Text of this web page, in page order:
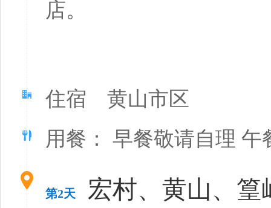
店。
住宿 黄山市区
用餐： 早餐敬请自理
第2天 宏村、黄山、篁